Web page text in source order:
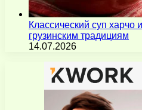
Классический суп
грузинским традициям
14.07.2026